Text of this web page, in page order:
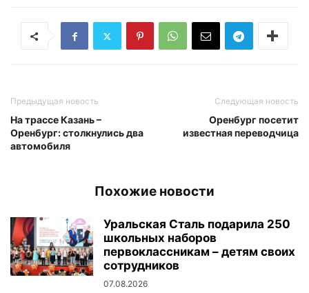
Предыдущая новость
На трассе Казань –
Оренбург: столкнулись два
автомобиля
Следующая новость
Оренбург посетит
известная переводчица
Похожие новости
Уральская Сталь подарила 250
школьных наборов
первоклассникам – детям своих
сотрудников
07.08.2026